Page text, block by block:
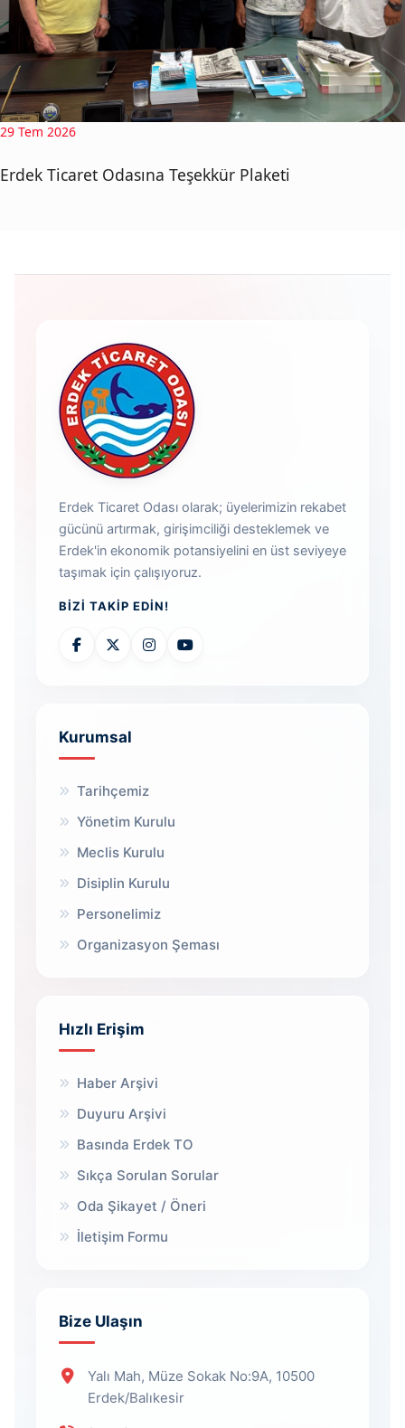
29 Tem 2026
Erdek Ticaret Odasına Teşekkür Plaketi
Erdek Ticaret Odası olarak; üyelerimizin rekabet
gücünü artırmak, girişimciliği desteklemek ve
Erdek'in ekonomik potansiyelini en üst seviyeye
taşımak için çalışıyoruz.
BIZI TAKIP EDIN!
Kurumsal
Tarihçemiz
Yönetim Kurulu
Meclis Kurulu
Disiplin Kurulu
Personelimiz
Organizasyon Şeması
Hızlı Erişim
Haber Arşivi
Duyuru Arşivi
Basında Erdek TO
Sıkça Sorulan Sorular
Oda Şikayet / Öneri
İletişim Formu
Bize Ulaşın
Yalı Mah, Müze Sokak No:9A, 10500
Erdek/Balıkesir